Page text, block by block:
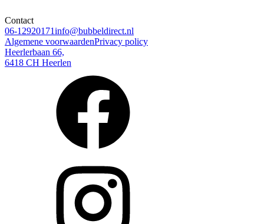
Contact
06-12920171info@bubbeldirect.nl
Algemene voorwaardenPrivacy policy
Heerlerbaan 66,
6418 CH Heerlen